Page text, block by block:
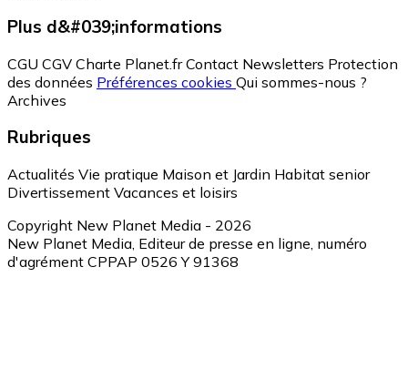
Plus d&#039;informations
CGU CGV Charte Planet.fr Contact Newsletters Protection
des données Préférences cookies Qui sommes-nous ?
Archives
Rubriques
Actualités Vie pratique Maison et Jardin Habitat senior
Divertissement Vacances et loisirs
Copyright New Planet Media - 2026
New Planet Media, Editeur de presse en ligne, numéro
d'agrément CPPAP 0526 Y 91368